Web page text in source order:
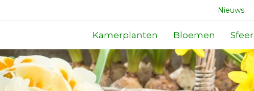
Nieuws
Kamerplanten Bloemen Sfeer